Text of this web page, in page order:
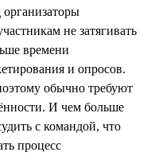
не затягивать
времени
и опросов.
обычно требуют
И чем больше
с командой, что
процесс